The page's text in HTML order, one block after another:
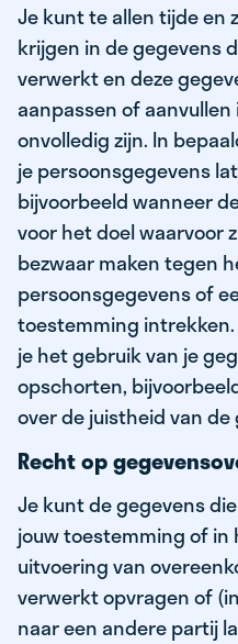
Je kunt te allen tijde en
krijgen in de gegevens
verwerkt en deze
aanpassen of
onvolledig zijn. In
je persoonsgegevens
bijvoorbeeld wanneer
voor het doel waarvoor
bezwaar maken tegen
persoonsgegevens of
toestemming
je het gebruik van je
opschorten,
over de juistheid van de
Recht op
Je kunt de gegevens
jouw toestemming of in
uitvoering van
verwerkt opvragen of
naar een andere partij